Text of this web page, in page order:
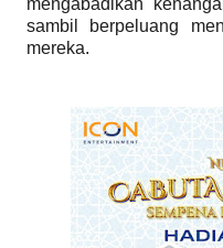
sambil berpeluang
mereka.